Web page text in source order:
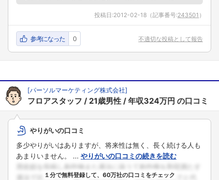
投稿日:2012-02-18 （記事番号:243501 ）
参考になった 0 不適切な投稿として報告
[パーソルマーケティング株式会社]
フロアスタッフ 21歳男性 年収324万円 の口コミ
やりがいの口コミ
多少やりがいはありますが、将来性は無く、長く続ける人も
あまりいません。 ... やりがいの口コミの続きを読む
１分で無料登録して、60万社の口コミをチェック